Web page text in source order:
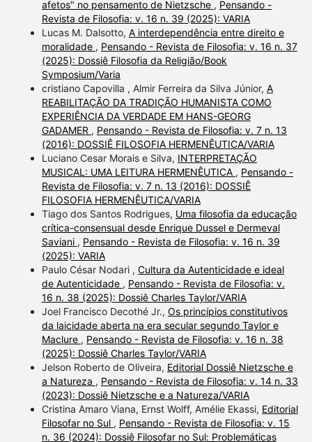
afetos" no pensamento de Nietzsche , Pensando -
Revista de Filosofia: v. 16 n. 39 (2025): VARIA
Lucas M. Dalsotto, A interdependência entre direito e
moralidade , Pensando - Revista de Filosofia: v. 16 n. 37
(2025): Dossiê Filosofia da Religião/Book
Symposium/Varia
cristiano Capovilla , Almir Ferreira da Silva Júnior, A
REABILITAÇÃO DA TRADIÇÃO HUMANISTA COMO
EXPERIÊNCIA DA VERDADE EM HANS-GEORG
GADAMER , Pensando - Revista de Filosofia: v. 7 n. 13
(2016): DOSSIÊ FILOSOFIA HERMENÊUTICA/VARIA
Luciano Cesar Morais e Silva, INTERPRETAÇÃO
MUSICAL: UMA LEITURA HERMENÊUTICA , Pensando -
Revista de Filosofia: v. 7 n. 13 (2016): DOSSIÊ
FILOSOFIA HERMENÊUTICA/VARIA
Tiago dos Santos Rodrigues, Uma filosofia da educação
crítica-consensual desde Enrique Dussel e Dermeval
Saviani , Pensando - Revista de Filosofia: v. 16 n. 39
(2025): VARIA
Paulo César Nodari , Cultura da Autenticidade e ideal
de Autenticidade , Pensando - Revista de Filosofia: v.
16 n. 38 (2025): Dossiê Charles Taylor/VARIA
Joel Francisco Decothé Jr., Os princípios constitutivos
da laicidade aberta na era secular segundo Taylor e
Maclure , Pensando - Revista de Filosofia: v. 16 n. 38
(2025): Dossiê Charles Taylor/VARIA
Jelson Roberto de Oliveira, Editorial Dossiê Nietzsche e
a Natureza , Pensando - Revista de Filosofia: v. 14 n. 33
(2023): Dossiê Nietzsche e a Natureza/VARIA
Cristina Amaro Viana, Ernst Wolff, Amélie Ekassi, Editorial
Filosofar no Sul , Pensando - Revista de Filosofia: v. 15
n. 36 (2024): Dossiê Filosofar no Sul: Problemáticas